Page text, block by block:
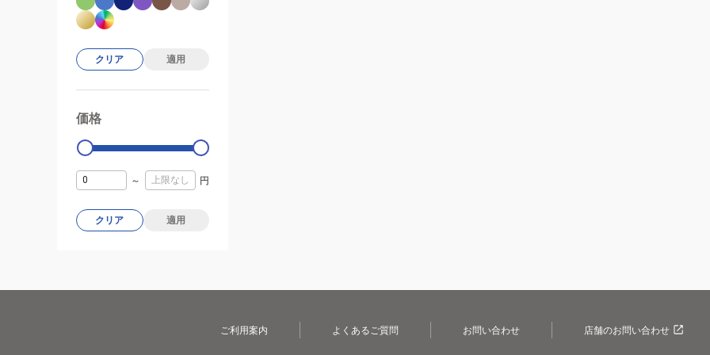
クリア 適用
価格
0
～ 円
クリア 適用
ご利用案内 よくあるご質問 お問い合わせ 店舗のお問い合わせ